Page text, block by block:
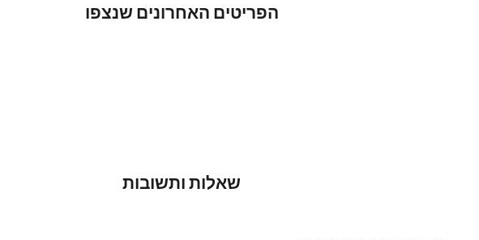
הפריטים האחרונים שנצפו
שאלות ותשובות